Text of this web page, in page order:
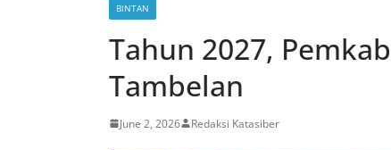
BINTAN
Tahun 2027,
Tambelan
June 2, 2026 Redaksi Katasiber